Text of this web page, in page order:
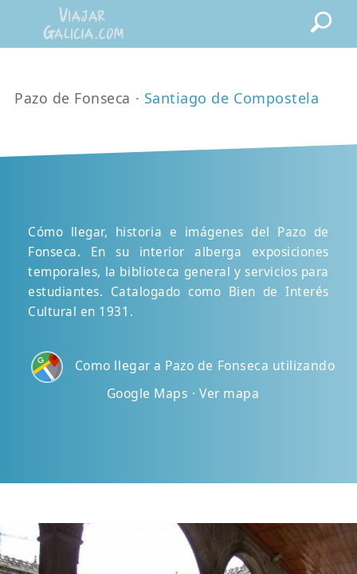
Pazo de Fonseca · Santiago de Compostela
Cómo llegar, historia e imágenes del Pazo de
Fonseca. En su interior alberga exposiciones
temporales, la biblioteca general y servicios para
estudiantes. Catalogado como Bien de Interés
Cultural en 1931.
Como llegar a Pazo de Fonseca utilizando
Google Maps · Ver mapa